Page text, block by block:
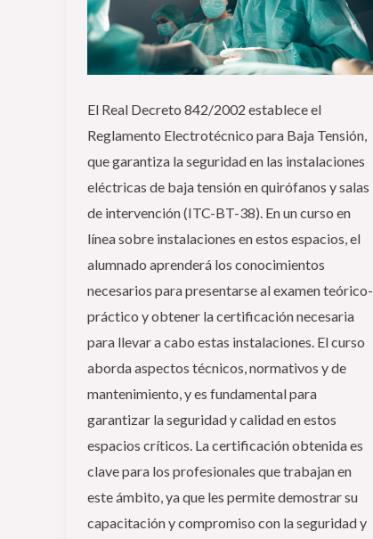
El Real Decreto 842/2002 establece el
Reglamento Electrotécnico para Baja Tensión,
que garantiza la seguridad en las instalaciones
eléctricas de baja tensión en quirófanos y salas
de intervención (ITC-BT-38). En un curso en
línea sobre instalaciones en estos espacios, el
alumnado aprenderá los conocimientos
necesarios para presentarse al examen teórico-
práctico y obtener la certificación necesaria
para llevar a cabo estas instalaciones. El curso
aborda aspectos técnicos, normativos y de
mantenimiento, y es fundamental para
garantizar la seguridad y calidad en estos
espacios críticos. La certificación obtenida es
clave para los profesionales que trabajan en
este ámbito, ya que les permite demostrar su
capacitación y compromiso con la seguridad y
(ITC-
BT-